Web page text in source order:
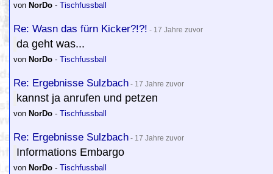
von NorDo - Tischfussball
Re: Wasn das fürn Kicker?!?! - 17 Jahre zuvor
da geht was...
von NorDo - Tischfussball
Re: Ergebnisse Sulzbach - 17 Jahre zuvor
kannst ja anrufen und petzen
von NorDo - Tischfussball
Re: Ergebnisse Sulzbach - 17 Jahre zuvor
Informations Embargo
von NorDo - Tischfussball